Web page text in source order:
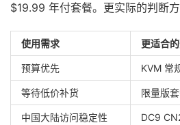
$19.99 年付套餐。更实际的判断
使用需求 更适合
预算优先 KVM 常
等待低价补货 限量版
中国大陆访问稳定性 DC9